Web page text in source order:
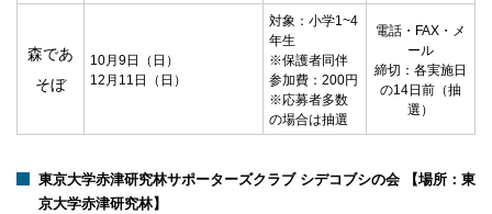
森であ
そぼ
10月9日（日）
12月11日（日）
対象：小学1~4
年生
※保護者同伴
参加費：200円
※応募者多数
の場合は抽選
電話・ FAX ・メ
ール
締切：各実施日
の14日前（抽
選）
東京大学赤津研究林サポーターズクラブ シデコブシの会 【場所：東
京大学赤津研究林】